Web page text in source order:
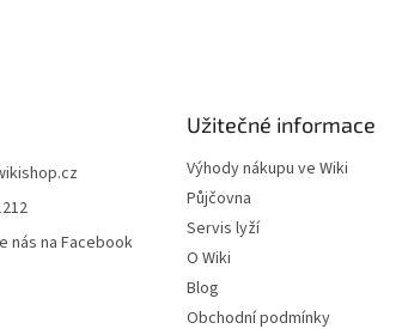
nás na Facebook
Užitečné informace
Výhody nákupu ve Wiki
Půjčovna
Servis lyží
O Wiki
Blog
Obchodní podmínky